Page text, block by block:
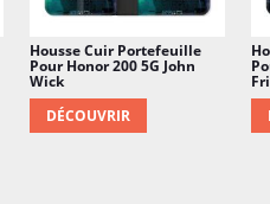
Housse Cuir Portefeuille
Pour Honor 200 5G John
Wick
DÉCOUVRIR